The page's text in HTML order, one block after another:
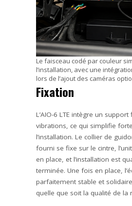
Le faisceau codé par couleur
l’installation, avec une
lors de l’ajout des caméras
Fixation
L’AIO-6 LTE intègre un
vibrations, ce qui simplifie
l’installation. Le collier de
fourni se fixe sur le cintre,
en place, et l’installation est
terminée. Une fois en place,
parfaitement stable et
quelle que soit la qualité de la